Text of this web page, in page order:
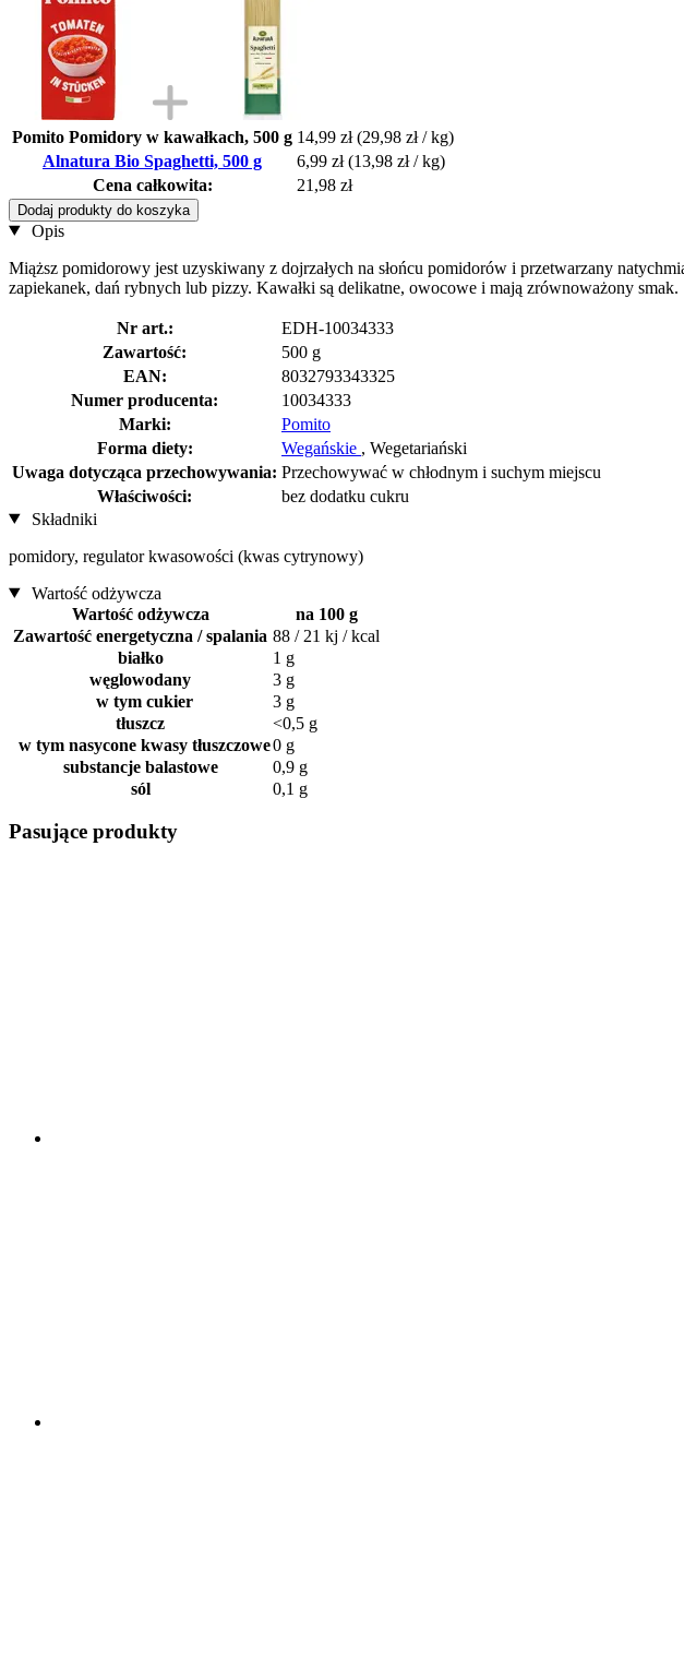
Pomito Pomidory w kawałkach, 500 g 14,99 zł (29,98 zł / kg)
Alnatura Bio Spaghetti, 500 g
6,99 zł (13,98 zł / kg)
Cena całkowita:
21,98 zł
Dodaj produkty do koszyka
Opis
Miąższ pomidorowy jest uzyskiwany z dojrzałych na słońcu pomidorów i przetwarzany
zapiekanek, dań rybnych lub pizzy. Kawałki są delikatne, owocowe i mają zrównoważony smak.
Nr art.:
EDH-10034333
Zawartość:
500 g
EAN:
8032793343325
Numer producenta:
10034333
Marki:
Pomito
Forma diety:
Wegańskie , Wegetariański
Uwaga dotycząca przechowywania: Przechowywać w chłodnym i suchym miejscu
Właściwości:
bez dodatku cukru
Składniki
pomidory, regulator kwasowości (kwas cytrynowy)
Wartość odżywcza
Wartość odżywcza
na 100 g
Zawartość energetyczna / spalania 88 / 21 kj / kcal
białko
1 g
węglowodany
3 g
w tym cukier
3 g
tłuszcz
<0,5 g
w tym nasycone kwasy tłuszczowe0 g
substancje balastowe
0,9 g
sól
0,1 g
Pasujące produkty